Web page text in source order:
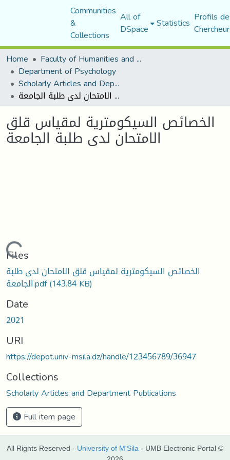
Communities
&
Collections
All of
DSpace Statistics Profils
Home
Faculty of Humanities and Social Sciences
Department of Psychology
Scholarly Articles and Department Publications
الخصائص السيكومترية لمقياس قلق الامتحان لدى طلبة الجامعة
الخصائص السيكومترية لمقياس قلق
الامتحان لدى طلبة الجامعة
Loading...
Files
الخصائص السيكومترية لمقياس قلق الامتحان لدى طلبة
الجامعة.pdf(143.84 KB)
Date
2021
URI
https://depot.univ-msila.dz/handle/123456789/36947
Collections
Scholarly Articles and Department Publications
Full item page
All Rights Reserved - University of M'Sila - UMB Electronic Portal ©